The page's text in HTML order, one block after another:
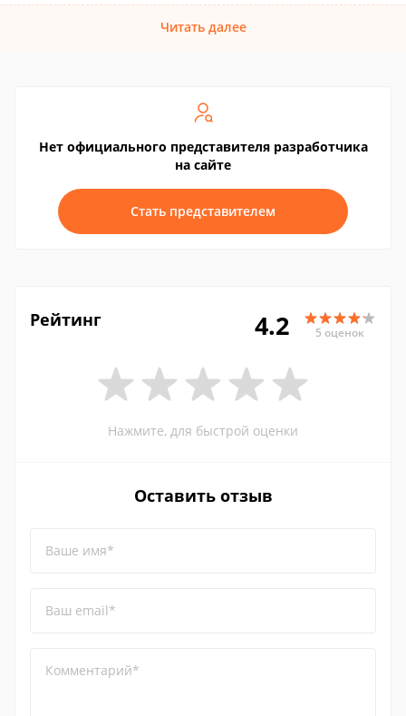
Читать далее
Нет официального представителя разработчика
на сайте
Стать представителем
Рейтинг 4.2 5 оценок
Нажмите, для быстрой оценки
Оставить отзыв
Ваше имя*
Ваш email*
Комментарий*